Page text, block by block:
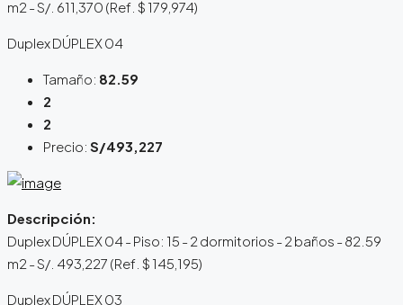
m2 - S/. 611,370 (Ref. $ 179,974)
Duplex DÚPLEX 04
Tamaño: 82.59
2
2
Precio: S/493,227
Descripción:
Duplex DÚPLEX 04 - Piso: 15 - 2 dormitorios - 2 baños - 82.59
m2 - S/. 493,227 (Ref. $ 145,195)
Duplex DÚPLEX 03